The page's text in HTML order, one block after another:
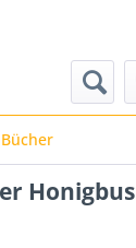
Honigbus